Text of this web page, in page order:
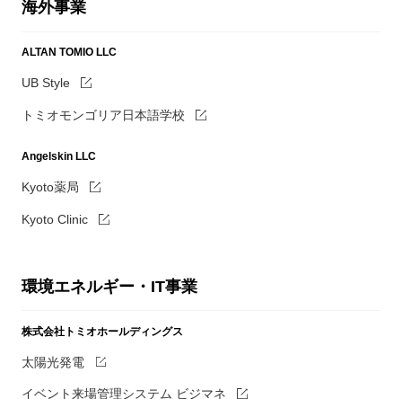
海外事業
ALTAN TOMIO LLC
UB Style
トミオモンゴリア日本語学校
Angelskin LLC
Kyoto薬局
Kyoto Clinic
環境エネルギー・IT事業
株式会社トミオホールディングス
太陽光発電
イベント来場管理システム ビジマネ